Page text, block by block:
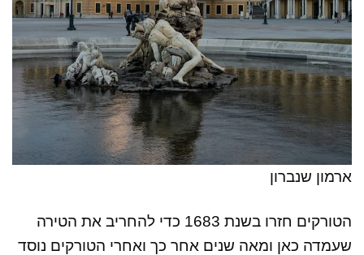
ארמון שנברון
הטורקים חזרו בשנת 1683 כדי להחריב את הטירה
שעמדה כאן ומאה שנים אחר כך ואחרי הטורקים נוסד